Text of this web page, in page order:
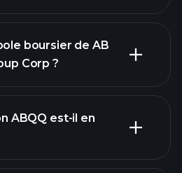
avancé
boursier de AB
Corp ?
ABQQ est-il en